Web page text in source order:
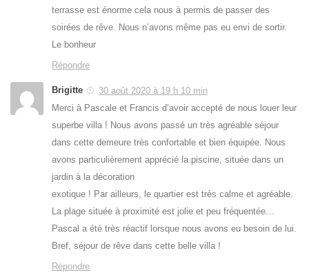
terrasse est énorme cela nous à permis de passer des
soirées de rêve. Nous n’avons même pas eu envi de sortir.
Le bonheur
Répondre
Brigitte
30 août 2020 à 19 h 10 min
Merci à Pascale et Francis d’avoir accepté de nous louer leur
superbe villa ! Nous avons passé un très agréable séjour
dans cette demeure très confortable et bien équipée. Nous
avons particulièrement apprécié la piscine, située dans un
jardin à la décoration
exotique ! Par ailleurs, le quartier est très calme et agréable.
La plage située à proximité est jolie et peu fréquentée…
Pascal a été très réactif lorsque nous avons eu besoin de lui.
Bref, séjour de rêve dans cette belle villa !
Répondre